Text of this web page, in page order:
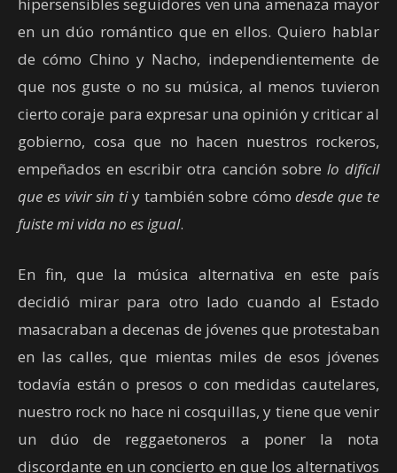
en un dúo romántico que en ellos. Quiero hablar
de cómo Chino y Nacho, independientemente de
que nos guste o no su música, al menos tuvieron
cierto coraje para expresar una opinión y criticar al
gobierno, cosa que no hacen nuestros rockeros,
empeñados en escribir otra canción sobre lo difícil
que es vivir sin tiy también sobre cómo desde que te
fuiste mi vida no es igual.
En fin, que la música alternativa en este país
decidió mirar para otro lado cuando al Estado
masacraban a decenas de jóvenes que protestaban
en las calles, que mientas miles de esos jóvenes
todavía están o presos o con medidas cautelares,
nuestro rock no hace ni cosquillas, y tiene que venir
un dúo de reggaetoneros a poner la nota
discordante en un concierto en que los alternativos